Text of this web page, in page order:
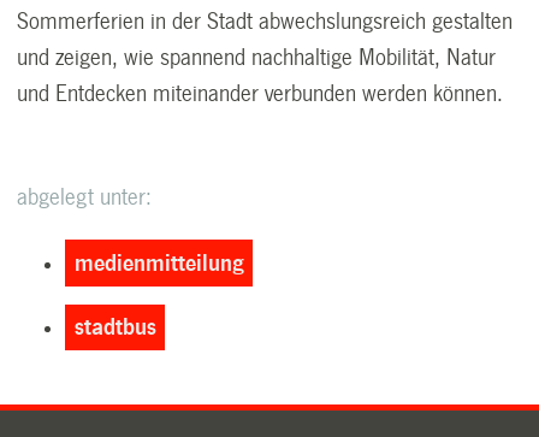
Sommerferien in der Stadt abwechslungsreich gestalten
und zeigen, wie spannend nachhaltige Mobilität, Natur
und Entdecken miteinander verbunden werden können.
abgelegt unter:
medienmitteilung
stadtbus